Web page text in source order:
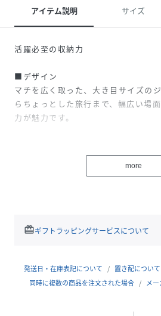
アイテム説明 サイズ
活躍必至の収納力
■デザイン
マチを広く取った、大き目サイズの
らちょっとした旅行まで、幅広い場
力が魅力です。
ショルダーストラップを備えた
けでも、お好みのスタイルで使い分
■素材
生地の厚さ：普通
more
redeemギフトラッピングサービスについて
発送日・在庫表記について 置き配について
同時に複数の商品を注文された場合
メ